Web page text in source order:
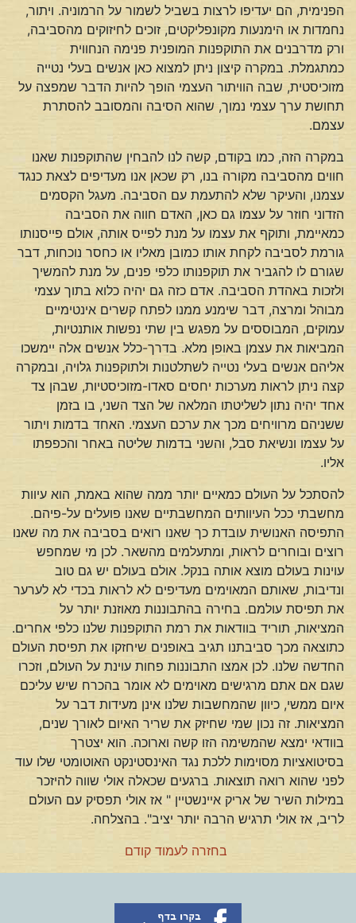
הפנימית, הם יעדיפו לרצות בשביל לשמור על הרמוניה. ויתור,
נחמדות או הימנעות מקונפליקטים, זוכים לחיזוקים מהסביבה,
ורק מדרבנים את התוקפנות המופנית פנימה הנחווית
כמתגמלת. במקרה קיצון ניתן למצוא כאן אנשים בעלי נטייה
מזוכיסטית, שבה הוויתור העצמי הופך להיות הדבר שמפצה על
תחושת ערך עצמי נמוך, שהוא הסיבה והמסובב להסתרת
עצמם.
במקרה הזה, כמו בקודם, קשה לנו להבחין שהתוקפנות שאנו
חווים מהסביבה מקורה בנו, רק שכאן אנו מעדיפים לצאת כנגד
עצמנו, והעיקר שלא להתעמת עם הסביבה. מעגל הקסמים
הזדוני חוזר על עצמו גם כאן, האדם חווה את הסביבה
כמאיימת, ותוקף את עצמו על מנת לפייס אותה, אולם פייסנותו
גורמת לסביבה לקחת אותו כמובן מאליו או כחסר נוכחות, דבר
שגורם לו להגביר את תוקפנותו כלפי פנים, על מנת להמשיך
ולזכות באהדת הסביבה. אדם כזה גם יהיה כלוא בתוך עצמי
מבוהל ומרצה, דבר שימנע ממנו לפתח קשרים אינטימיים
עמוקים, המבוססים על מפגש בין שתי נפשות אותנטיות,
המביאות את עצמן באופן מלא. בדרך-כלל אנשים אלה יימשכו
אליהם אנשים בעלי נטייה לשתלטנות ולתוקפנות גלויה, ובמקרה
קצה ניתן לראות מערכות יחסים סאדו-מזוכיסטיות, שבהן צד
אחד יהיה נתון לשליטתו המלאה של הצד השני, בו בזמן
ששניהם מרוויחים מכך את ערכם העצמי. האחד בדמות ויתור
על עצמו ונשיאת סבל, והשני בדמות שליטה באחר והכפפתו
אליו.
להסתכל על העולם כמאיים יותר ממה שהוא באמת, הוא עיוות
מחשבתי ככל העיוותים המחשבתיים שאנו פועלים על-פיהם.
התפיסה האנושית עובדת כך שאנו רואים בסביבה את מה שאנו
רוצים ובוחרים לראות, ומתעלמים מהשאר. לכן מי שמחפש
עוינות בעולם מוצא אותה בנקל. אולם בעולם יש גם טוב
ונדיבות, שאותם המאוימים מעדיפים לא לראות בכדי לא לערער
את תפיסת עולמם. בחירה בהתבוננות מאוזנת יותר על
המציאות, תוריד בוודאות את רמת התוקפנות שלנו כלפי אחרים.
כתוצאה מכך סביבתנו תגיב באופנים שיחזקו את תפיסת העולם
החדשה שלנו. לכן אמצו התבוננות פחות עוינת על העולם, וזכרו
שגם אם אתם מרגישים מאוימים לא אומר בהכרח שיש עליכם
איום ממשי, כיוון שהמחשבות שלנו אינן מעידות דבר על
המציאות. זה נכון שמי שחיזק את שריר האיום לאורך שנים,
בוודאי ימצא שהמשימה הזו קשה וארוכה. הוא יצטרך
בסיטואציות מסוימות ללכת נגד האינסטינקט האוטומטי שלו עוד
לפני שהוא רואה תוצאות. ברגעים שכאלה אולי שווה להיזכר
במילות השיר של אריק איינשטיין " אז אולי תפסיק עם העולם
לריב, אז אולי תרגיש הרבה יותר יציב". בהצלחה.
בחזרה לעמוד קודם